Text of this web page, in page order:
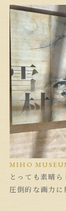
MIHO
とっても素晴ら
圧倒的な画力に